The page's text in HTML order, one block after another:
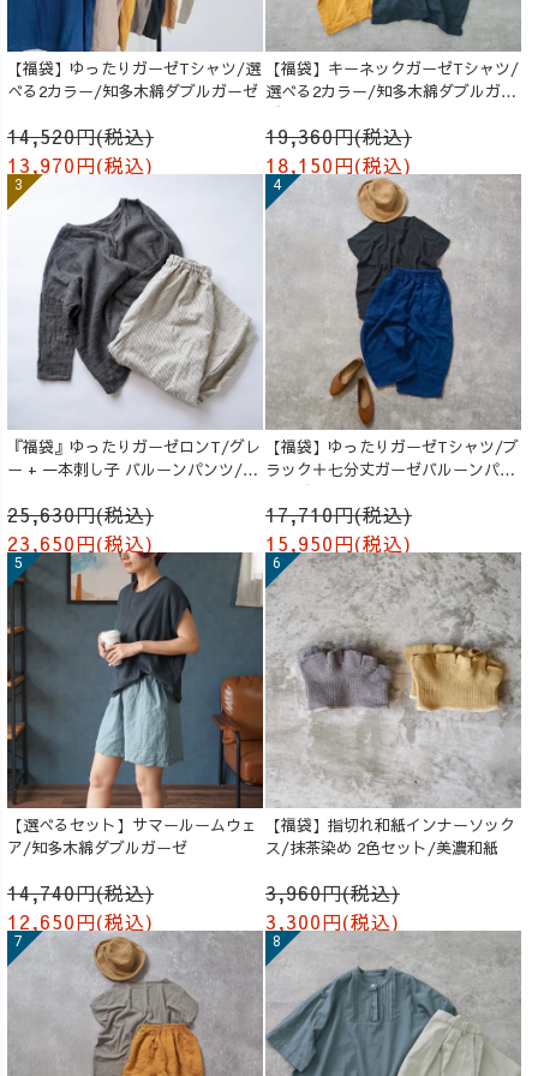
【福袋】ゆったりガーゼTシャツ/選
べる2カラー/知多木綿ダブルガーゼ
14,520円(税込)
13,970円(税込)
【福袋】キーネックガーゼTシャツ/
選べる2カラー/知多木綿ダブルガー
ゼ
19,360円(税込)
18,150円(税込)
『福袋』ゆったりガーゼロンT/グレ
ー + 一本刺し子 バルーンパンツ/生
25,630円(税込)
23,650円(税込)
【福袋】ゆったりガーゼTシャツ/ブ
ラック＋七分丈ガーゼバルーンパン
ツ /ブルー
17,710円(税込)
15,950円(税込)
【選べるセット】サマールームウェ
ア/知多木綿ダブルガーゼ
14,740円(税込)
12,650円(税込)
【福袋】指切れ和紙インナーソック
ス/抹茶染め 2色セット/美濃和紙
3,960円(税込)
3,300円(税込)